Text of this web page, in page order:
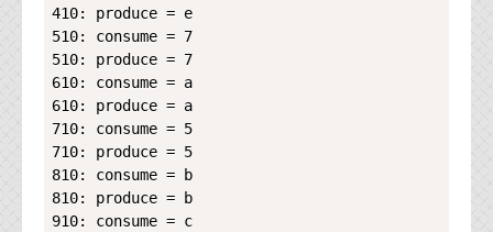
410: produce = e
510: consume = 7
510: produce = 7
610: consume = a
610: produce = a
710: consume = 5
710: produce = 5
810: consume = b
810: produce = b
910: consume = c